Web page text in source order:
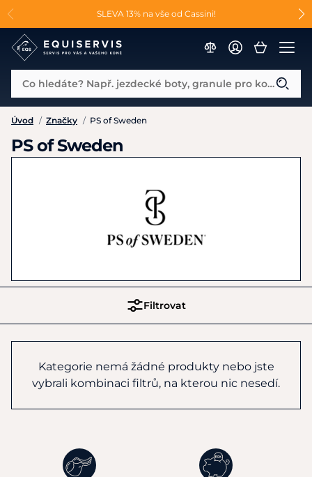
SLEVA 13% na vše od Cassini!
😮 CRAZY SLEVY AŽ 70% 😮
📐Pasování a doplňky k vybraným sedlům ZDARMA 🐴
Co hledáte? Např. jezdecké boty, granule pro koně...
Úvod / Značky / PS of Sweden
PS of Sweden
Filtrovat
Kategorie nemá žádné produkty nebo jste
vybrali kombinaci filtrů, na kterou nic nesedí.